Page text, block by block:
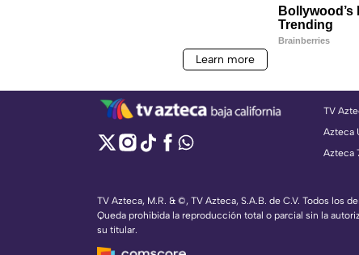
TV
Azteca
Azteca
TV Azteca, M.R. & ©, TV Azteca, S.A.B. de C.V. Todos los
Queda prohibida la reproducción total o parcial sin la
su titular.